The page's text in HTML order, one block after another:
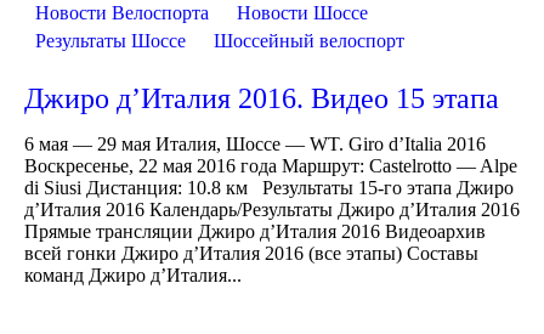
Новости Велоспорта
Новости Шоссе
Результаты Шоссе
Шоссейный велоспорт
Джиро д’Италия 2016. Видео 15 этапа
6 мая — 29 мая Италия, Шоссе — WT. Giro d’Italia 2016
Воскресенье, 22 мая 2016 года Маршрут: Castelrotto — Alpe
di Siusi Дистанция: 10.8 км Результаты 15-го этапа Джиро
д’Италия 2016 Календарь/Результаты Джиро д’Италия 2016
Прямые трансляции Джиро д’Италия 2016 Видеоархив
всей гонки Джиро д’Италия 2016 (все этапы) Составы
команд Джиро д’Италия...